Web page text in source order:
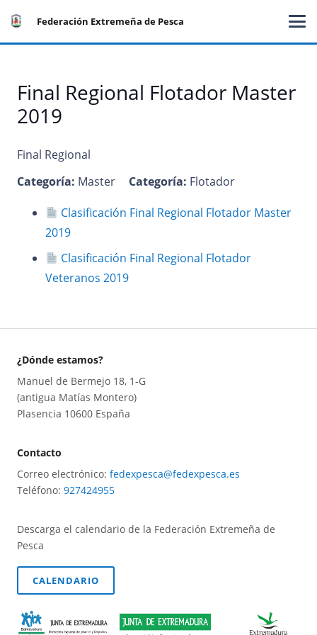
Federación Extremeña de Pesca
Final Regional Flotador Master
2019
Final Regional
Categoría: Master Categoría: Flotador
Clasificación Final Regional Flotador Master
2019
Clasificación Final Regional Flotador
Veteranos 2019
¿Dónde estamos?
Manuel de Bermejo 18, 1-G
(antigua Matías Montero)
Plasencia 10600 España
Contacto
Correo electrónico: fedexpesca@fedexpesca.es
Teléfono: 927424955
Descarga el calendario de la Federación Extremeña de
Pesca
CALENDARIO